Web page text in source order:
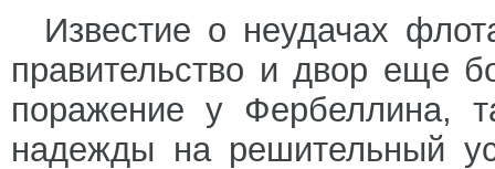
Известие о неудачах
правительство и двор еще
поражение у Фербеллина,
надежды на решительный